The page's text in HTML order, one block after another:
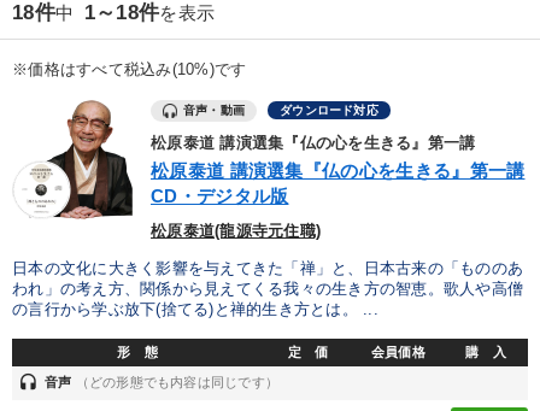
ます
カテゴリー
優秀各社の智恵と戦略 事業家のロマンと経営
若手異才経営者の発想 専門家のアドバイス
リーダーの器量を学ぶ
テーマ
成功哲学・人間学 マーケティング
18件中 1～18件を表示
※価格はすべて税込み(10%)です
音声・動画 ダウンロード対応
松原泰道 講演選集『仏の心を生きる』第一講
松原泰道 講演選集『仏の心を生きる』第一講
CD・デジタル版
松原泰道(龍源寺元住職)
日本の文化に大きく影響を与えてきた「禅」と、日本古来の「もののあ
われ」の考え方、関係から見えてくる我々の生き方の智恵。歌人や高僧
の言行から学ぶ放下(捨てる)と禅的生き方とは。 ...
形 態 定 価 会員価格 購 入
headset 音声 （どの形態でも内容は同じです）